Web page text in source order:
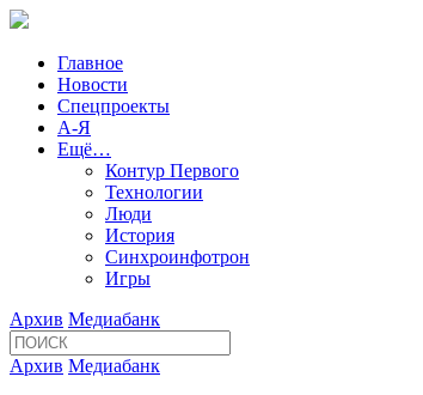
Главное
Новости
Спецпроекты
А-Я
Ещё…
Контур Первого
Технологии
Люди
История
Синхроинфотрон
Игры
Архив Медиабанк
Архив Медиабанк